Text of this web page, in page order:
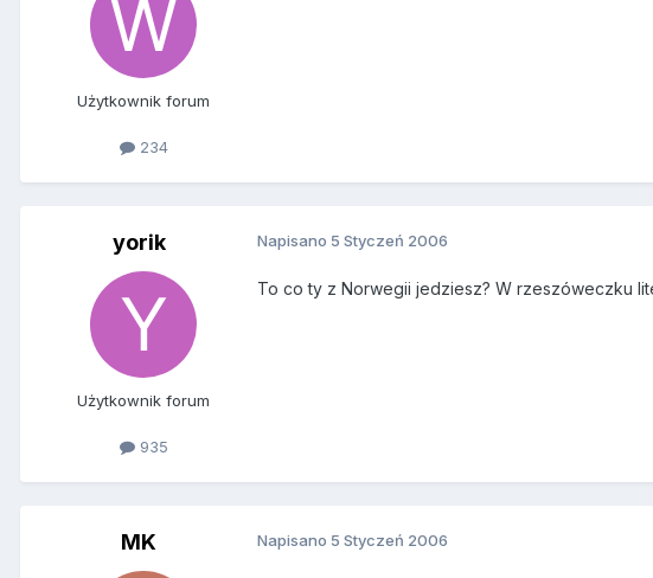
Użytkownik forum
234
yorik
Użytkownik forum
935
Napisano 5 Styczeń 2006
To co ty z Norwegii jedziesz? W rzeszóweczku
MK Napisano 5 Styczeń 2006